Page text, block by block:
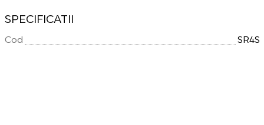
SPECIFICATII
Cod SR4S